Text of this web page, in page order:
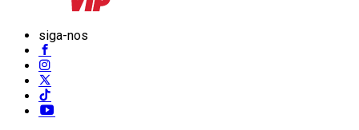
siga-nos